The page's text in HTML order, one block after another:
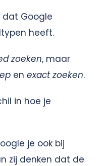
dat Google
heeft.
zoeken, maar
en exact zoeken.
in hoe je
je ook bij
zij denken dat de